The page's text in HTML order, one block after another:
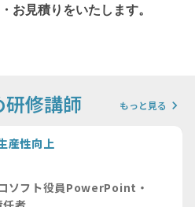
お見積りをいたします。
研修講師 もっと見る keyboard_arrow_right
産性向上
ソフト役員PowerPoint・